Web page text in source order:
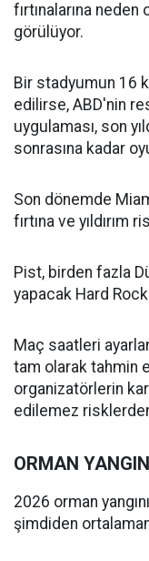
fırtınalarına
görülüyor.
Bir stadyumun 16
edilirse, ABD'nin
uygulaması, son
sonrasına kadar
Son dönemde
fırtına ve yıldırım
Pist, birden fazla
yapacak Hard
Maç saatleri
tam olarak tahmin
organizatörlerin
edilemez
ORMAN
2026 orman
şimdiden